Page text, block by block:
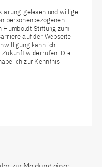
gelesen und willige
personenbezogenen
Humboldt-Stiftung zum
auf der Webseite
kann ich
widerrufen. Die
ich zur Kenntnis